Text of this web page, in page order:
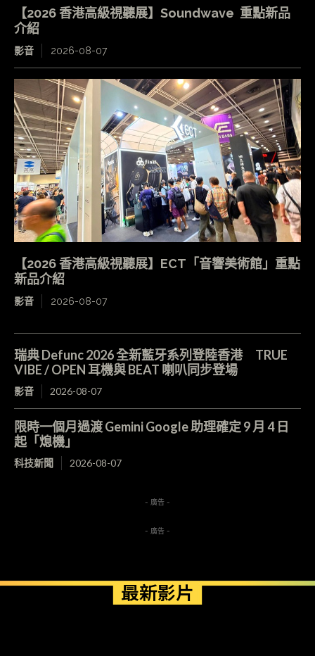
【2026 香港高級視聽展】Soundwave 重點新品
介紹
影音 2026-08-07
【2026 香港高級視聽展】ECT「音響美術館」重點
新品介紹
影音 2026-08-07
瑞典 Defunc 2026 全新藍牙系列登陸香港 TRUE
VIBE / OPEN 耳機與 BEAT 喇叭同步登場
影音 2026-08-07
限時一個月過渡 Gemini Google 助理確定 9 月 4 日
起「熄機」
科技新聞 2026-08-07
- 廣告 -
- 廣告 -
最新影片